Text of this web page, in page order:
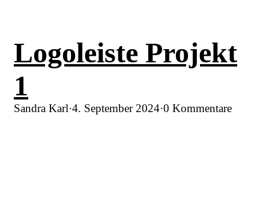
Logoleiste Projekt
1
Sandra Karl·4. September 2024·0 Kommentare